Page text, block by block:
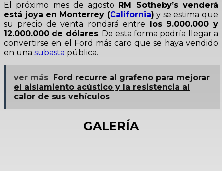
El próximo mes de agosto RM Sotheby’s venderá
está joya en Monterrey (California) y se estima que
su precio de venta rondará entre los 9.000.000 y
12.000.000 de dólares. De esta forma podría llegar a
convertirse en el Ford más caro que se haya vendido
en una subasta pública.
ver más Ford recurre al grafeno para mejorar
el aislamiento acústico y la resistencia al
calor de sus vehículos
GALERÍA